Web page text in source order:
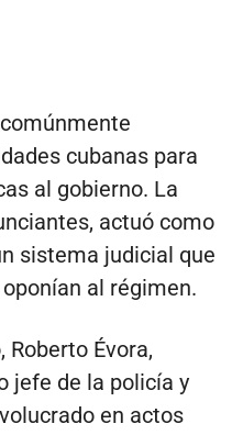
cubanas para
al gobierno. La
actuó como
sistema judicial que
al régimen.
Roberto Évora,
jefe de la policía y
en actos